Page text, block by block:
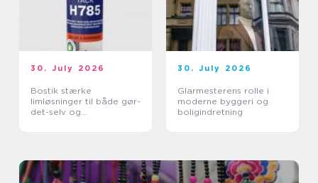
30. July 2026
Bostik stærke
limløsninger til både gør-
det-selv og
30. July 2026
Glarmesterens rolle i
moderne byggeri og
boligindretning